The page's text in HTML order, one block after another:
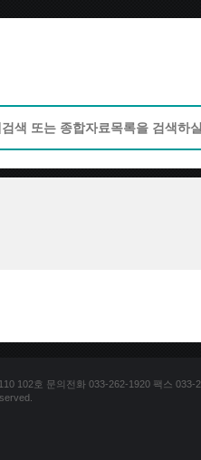
102호 문의전화 033-262-1920 팩스 033-